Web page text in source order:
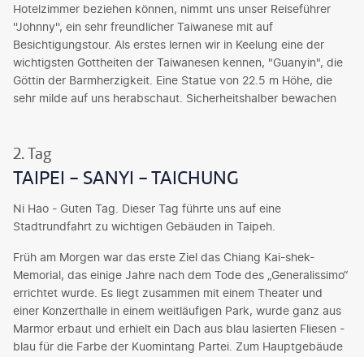
Hotelzimmer beziehen können, nimmt uns unser Reiseführer
''Johnny'', ein sehr freundlicher Taiwanese mit auf
Besichtigungstour. Als erstes lernen wir in Keelung eine der
wichtigsten Gottheiten der Taiwanesen kennen, "Guanyin", die
Göttin der Barmherzigkeit. Eine Statue von 22.5 m Höhe, die
sehr milde auf uns herabschaut. Sicherheitshalber bewachen
werden wir schon mal freundlich eingestimmt auf die
taiwanesiche Religion.
direkt am Meer gelegen. Alle Kräfte der Erosion haben hier
seltsame Steingebilde geschaffen, die mit viel Phantasie
besondere Namen bekommen haben wie Elefantenfelsen,
Feenschuhe, Königinhaupt, Kerzenständer etc. Für mich sahen
die meisten wie Pilze aus. Jetzt waren wir doch alle recht
hungrig und in unserem nächsten Halt, im Bergdorf Jiufen
konnten wir unseren Hunger stillen. Hier wurde vor langer Zeit
Gold abgebaut. Unser Ziel waren aber die engen steilen
2. Tag
TAIPEI - SANYI - TAICHUNG
Ni Hao - Guten Tag. Dieser Tag führte uns auf eine
Stadtrundfahrt zu wichtigen Gebäuden in Taipeh.
Früh am Morgen war das erste Ziel das Chiang Kai-shek-
Memorial, das einige Jahre nach dem Tode des „Generalissimo“
errichtet wurde. Es liegt zusammen mit einem Theater und
einer Konzerthalle in einem weitläufigen Park, wurde ganz aus
Marmor erbaut und erhielt ein Dach aus blau lasierten Fliesen -
blau für die Farbe der Kuomintang Partei. Zum Hauptgebäude